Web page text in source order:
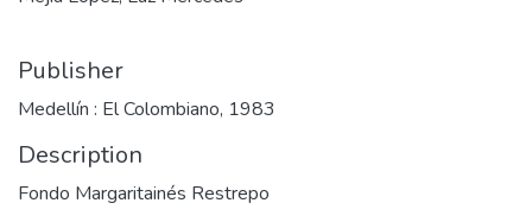
Publisher
Medellín : El Colombiano, 1983
Description
Fondo Margaritainés Restrepo